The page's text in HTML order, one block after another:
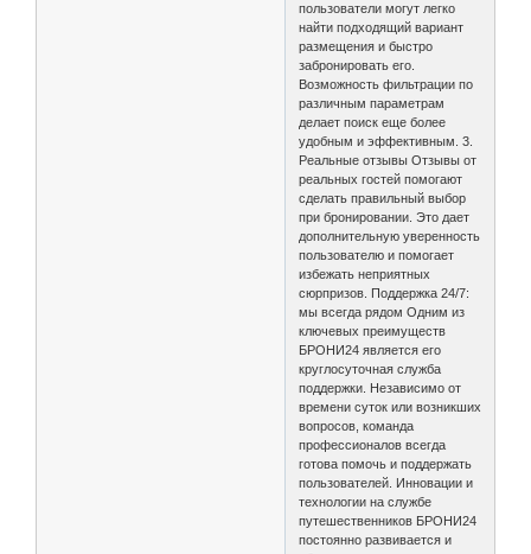
пользователи могут легко
найти подходящий вариант
размещения и быстро
забронировать его.
Возможность фильтрации по
различным параметрам
делает поиск еще более
удобным и эффективным. 3.
Реальные отзывы Отзывы от
реальных гостей помогают
сделать правильный выбор
при бронировании. Это дает
дополнительную уверенность
пользователю и помогает
избежать неприятных
сюрпризов. Поддержка 24/7:
мы всегда рядом Одним из
ключевых преимуществ
БРОНИ24 является его
круглосуточная служба
поддержки. Независимо от
времени суток или возникших
вопросов, команда
профессионалов всегда
готова помочь и поддержать
пользователей. Инновации и
технологии на службе
путешественников БРОНИ24
постоянно развивается и